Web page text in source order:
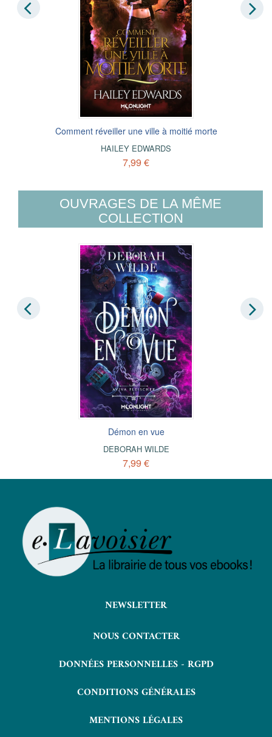
Comment réveiller une ville à moitié morte
HAILEY EDWARDS
7,99 €
OUVRAGES DE LA MÊME
COLLECTION
Démon en vue
DEBORAH WILDE
7,99 €
NEWSLETTER
NOUS CONTACTER
DONNÉES PERSONNELLES - RGPD
CONDITIONS GÉNÉRALES
MENTIONS LÉGALES